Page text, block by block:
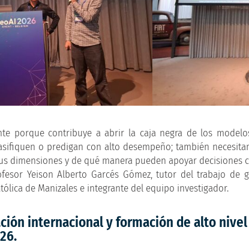
porque contribuye a abrir la caja negra de los
o predigan con alto desempeño; también
dimensiones y de qué manera pueden apoyar
Yeison Alberto Garcés Gómez, tutor del trabajo de
de Manizales e integrante del equipo investigador.
internacional y formación de alto